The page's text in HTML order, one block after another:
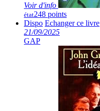
Voir d'info
état248 points
Dispo Echanger ce livre
21/09/2025
GAP